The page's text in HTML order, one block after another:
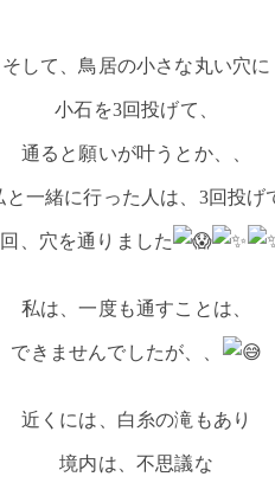
そして、鳥居の小さな丸い穴に
小石を3回投げて、
通ると願いが叶うとか、、
と一緒に行った人は、3回投げ
、穴を通りました
私は、一度も通すことは、
できませんでしたが、、
近くには、白糸の滝もあり
境内は、不思議な